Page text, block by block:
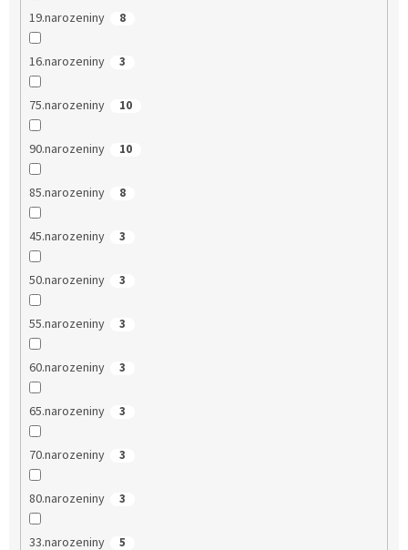
19.narozeniny 8
16.narozeniny 3
75.narozeniny 10
90.narozeniny 10
85.narozeniny 8
45.narozeniny 3
50.narozeniny 3
55.narozeniny 3
60.narozeniny 3
65.narozeniny 3
70.narozeniny 3
80.narozeniny 3
33.narozeniny 5